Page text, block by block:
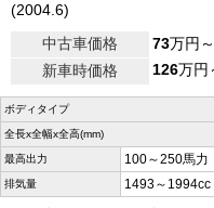
(2004.6)
中古車価格
73万円～
新車時価格
126万円
ボディタイプ
全長x全幅x全高(mm)
最高出力 100～250馬力
排気量 1493～1994cc